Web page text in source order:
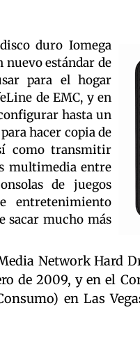
duro Iomega
estándar de
para el hogar
de EMC, y en
hasta un
hacer copia de
como transmitir
multimedia entre
de juegos
entretenimiento
sacar mucho más
Network Hard
de 2009, y en el
en Las